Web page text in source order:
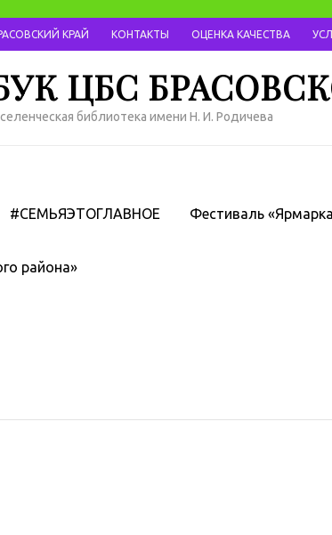
КРАЙ КОНТАКТЫ ОЦЕНКА КАЧЕСТВА
ЦБС
библиотека имени Н. И. Родичева
#СЕМЬЯЭТОГЛАВНОЕ Фестиваль
района»